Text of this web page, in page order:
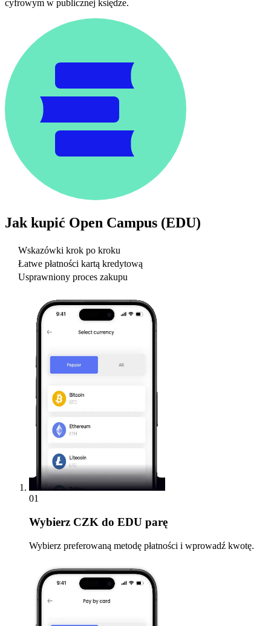
cyfrowym w publicznej księdze.
Jak kupić Open Campus (EDU)
Wskazówki krok po kroku
Łatwe płatności kartą kredytową
Usprawniony proces zakupu
01
Wybierz CZK do EDU parę
Wybierz preferowaną metodę płatności i wprowadź kwotę.